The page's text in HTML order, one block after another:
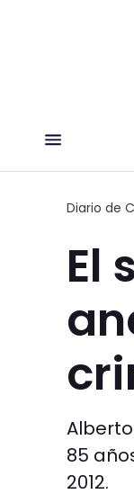
Diario de
El
85
2012.